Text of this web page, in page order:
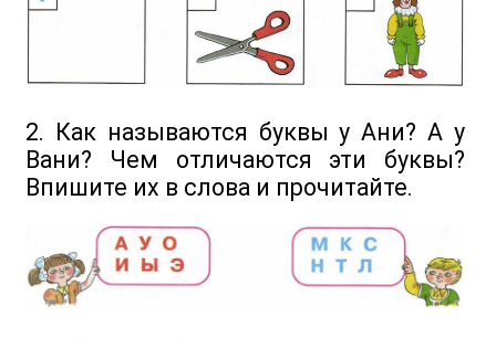
2. Как называются буквы у Ани? А у
Вани? Чем отличаются эти буквы?
Впишите их в слова и прочитайте.